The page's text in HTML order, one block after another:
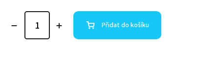
Přidat do košíku